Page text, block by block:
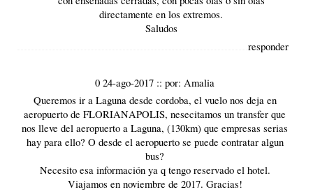
directamente en los extremos.
Saludos
responder
0 24-ago-2017 ::por:Amalia
Queremos ir a Laguna desde cordoba, el vuelo nos deja en
aeropuerto de FLORIANAPOLIS, nesecitamos un transfer que
nos lleve del aeropuerto a Laguna, (130km) que empresas serias
hay para ello? O desde el aeropuerto se puede contratar algun
bus?
Necesito esa información ya q tengo reservado el hotel.
Viajamos en noviembre de 2017. Gracias!